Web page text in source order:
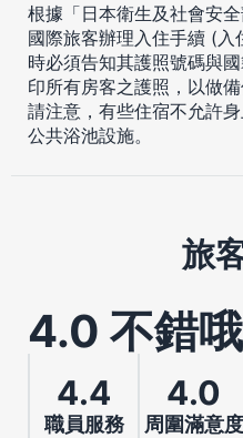
根據「日本衛生及社會安
國際旅客辦理入住手續 (入
時必須告知其護照號碼與
印所有房客之護照，以做備
請注意，有些住宿不允許
公共浴池設施。
旅
4.0 不錯哦
4.4
職員服務
4.0
周圍滿意度